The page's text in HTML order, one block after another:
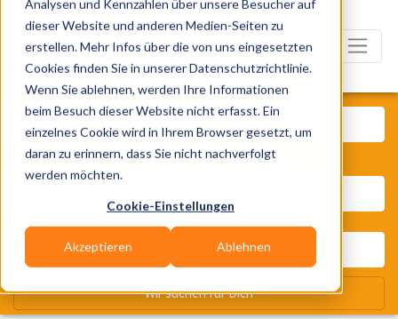
Analysen und Kennzahlen über unsere Besucher auf
dieser Website und anderen Medien-Seiten zu
erstellen. Mehr Infos über die von uns eingesetzten
Cookies finden Sie in unserer Datenschutzrichtlinie.
Wenn Sie ablehnen, werden Ihre Informationen
beim Besuch dieser Website nicht erfasst. Ein
einzelnes Cookie wird in Ihrem Browser gesetzt, um
daran zu erinnern, dass Sie nicht nachverfolgt
werden möchten.
Cookie-Einstellungen
Akzeptieren Ablehnen
Was? Künstler, Zelte, Bands,
Wir suchen für Dich